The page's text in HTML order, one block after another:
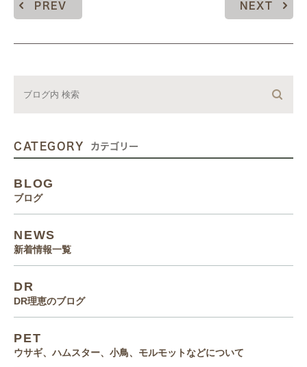
PREV NEXT
CATEGORY カテゴリー
BLOG
ブログ
NEWS
新着情報一覧
DR
DR理恵のブログ
PET
ウサギ、ハムスター、小鳥、モルモットなどについて